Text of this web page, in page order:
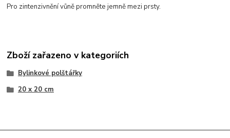
Pro zintenzivnění vůně promněte jemně mezi prsty.
Zboží zařazeno v kategoriích
Bylinkové polštářky
20 x 20 cm